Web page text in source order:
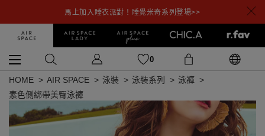
馬上加入睡衣派對！睡覺米奇系列登場>>
0
HOME AIR SPACE 泳裝 泳裝系列
泳褲
素色側綁帶美臀泳褲